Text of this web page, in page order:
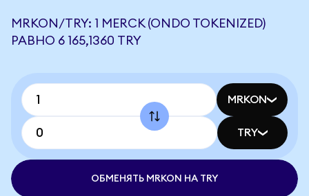
MRKON/TRY: 1 MERCK (ONDO TOKENIZED)
РАВНО 6 165,1360 TRY
MRKON
TRY
ОБМЕНЯТЬ MRKON НА TRY